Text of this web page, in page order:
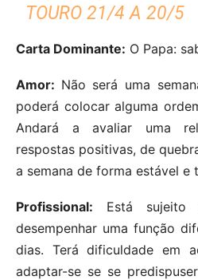
TOURO 21/4 A 20/5
Carta Dominante: O Papa:
Amor: Não será uma
poderá colocar alguma
Andará a avaliar uma
respostas positivas, de
a semana de forma estável e
Profissional: Está sujeito
desempenhar uma função
dias. Terá dificuldade em
adaptar-se se se